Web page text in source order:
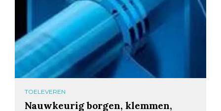
TOELEVEREN
Nauwkeurig borgen, klemmen,